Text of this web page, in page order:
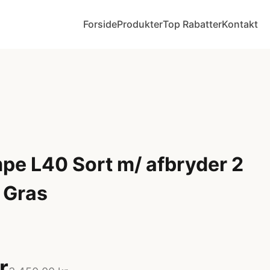
ForsideProdukterTop RabatterKontakt
L40 Sort m/ afbryder 2